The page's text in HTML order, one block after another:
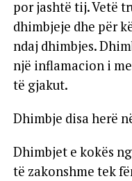
por jashtë tij. Vetë
dhimbjeje dhe për
ndaj dhimbjes.
një inflamacion i
të gjakut.
Dhimbje disa herë
Dhimbjet e kokës
të zakonshme tek